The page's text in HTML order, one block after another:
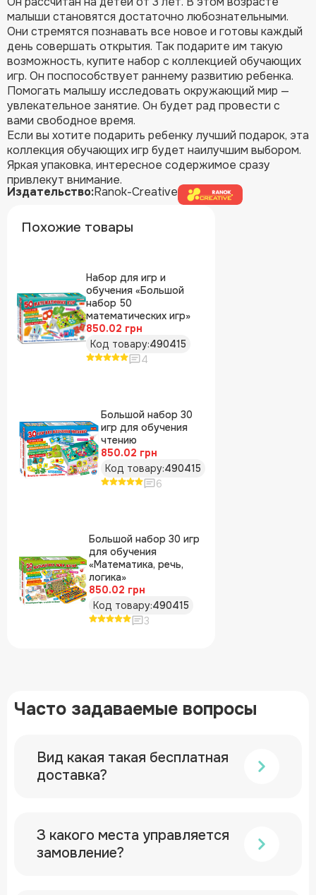
малыши становятся достаточно любознательными.
Они стремятся познавать все новое и готовы каждый
день совершать открытия. Так подарите им такую
возможность, купите набор с коллекцией обучающих
игр. Он поспособствует раннему развитию ребенка.
Помогать малышу исследовать окружающий мир —
увлекательное занятие. Он будет рад провести с
вами свободное время.
Если вы хотите подарить ребенку лучший подарок, эта
коллекция обучающих игр будет наилучшим выбором.
Яркая упаковка, интересное содержимое сразу
привлекут внимание.
Издательство:Ranok-Creative
Похожие товары
Набор для игр и
обучения «Большой
набор 50
математических игр»
850.02 грн
Код товару:490415
4
Большой набор 30
игр для обучения
чтению
850.02 грн
Код товару:490415
6
Большой набор 30 игр
для обучения
«Математика, речь,
логика»
850.02 грн
Код товару:490415
3
Часто задаваемые вопросы
Вид какая такая бесплатная
доставка?
З какого места управляется
замовление?